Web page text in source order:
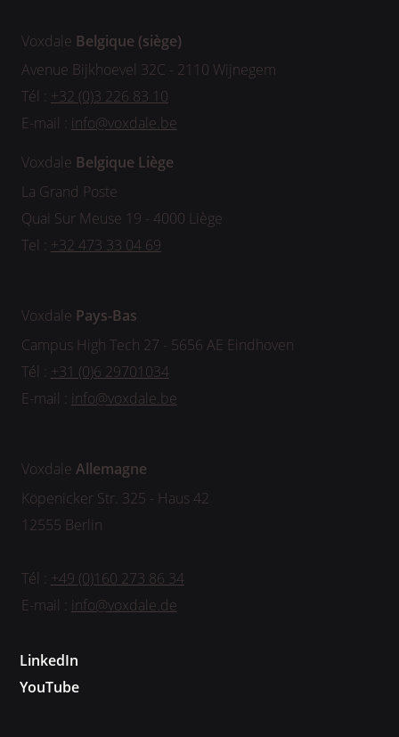
Voxdale Belgique (siège)
Avenue Bijkhoevel 32C - 2110 Wijnegem
Tél : +32 (0)3 226 83 10
E-mail : info@voxdale.be
Voxdale Belgique Liège
La Grand Poste
Quai Sur Meuse 19 - 4000 Liège
Tel : +32 473 33 04 69
Voxdale Pays-Bas
Campus High Tech 27 - 5656 AE Eindhoven
Tél : +31 (0)6 29701034
E-mail : info@voxdale.be
Voxdale Allemagne
Köpenicker Str. 325 - Haus 42
12555 Berlin
Tél : +49 (0)160 273 86 34
E-mail : info@voxdale.de
LinkedIn
YouTube